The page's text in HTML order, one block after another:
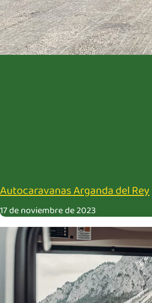
Autocaravanas Arganda del Rey
17 de noviembre de 2023